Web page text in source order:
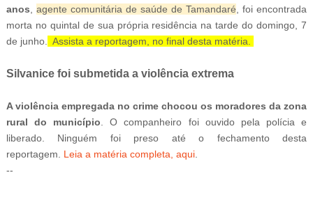
anos, agente comunitária de saúde de Tamandaré, foi encontrada
morta no quintal de sua própria residência na tarde do domingo, 7
de junho. Assista a reportagem, no final desta matéria.
Silvanice foi submetida a violência extrema
A violência empregada no crime chocou os moradores da zona
rural do município. O companheiro foi ouvido pela polícia e
liberado. Ninguém foi preso até o fechamento desta
reportagem. Leia a matéria completa, aqui.
--
He Was Just A Step Away From Death: Makes You Cry And
Laugh